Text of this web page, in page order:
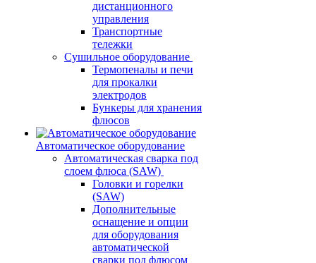
дистанционного
управления
Транспортные
тележки
Сушильное оборудование
Термопеналы и печи
для прокалки
электродов
Бункеры для хранения
флюсов
Автоматическое оборудование
Автоматическая сварка под
слоем флюса (SAW)
Головки и горелки
(SAW)
Дополнительные
оснащение и опции
для оборудования
автоматической
сварки под флюсом